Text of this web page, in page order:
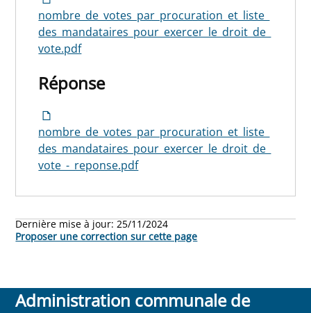
nombre_de_votes_par_procuration_et_liste_
des_mandataires_pour_exercer_le_droit_de_
vote.pdf
Réponse
nombre_de_votes_par_procuration_et_liste_
des_mandataires_pour_exercer_le_droit_de_
vote_-_reponse.pdf
Dernière mise à jour:25/11/2024
Proposer une correction sur cette page
Administration communale de